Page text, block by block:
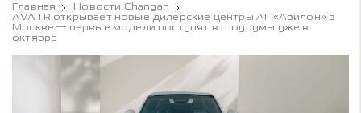
Главная
Новости Changan
AVATR открывает новые дилерские центры АГ «Авилон» в
Москве — первые модели поступят в шоурумы уже в
октябре